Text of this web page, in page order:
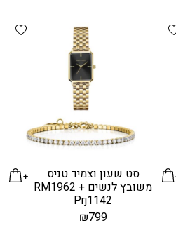
Add wishlist
סט שעון וצמיד טניס
משובץ לנשים RM1962 +
Prj1142
₪799